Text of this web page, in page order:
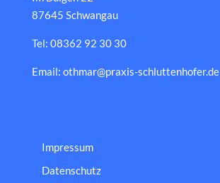
87645 Schwangau
Tel: 08362 92 30 30
Email: othmar@praxis-schluttenhofer.de
Impressum
Datenschutz